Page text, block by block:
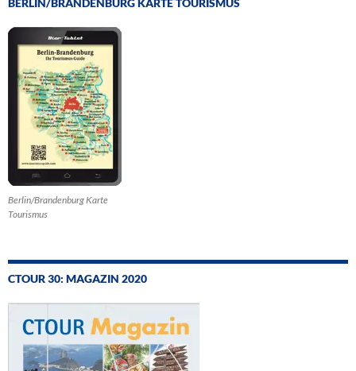
BERLIN/BRANDENBURG KARTE TOURISMUS
Berlin/Brandenburg Karte
Tourismus
CTOUR 30: MAGAZIN 2020